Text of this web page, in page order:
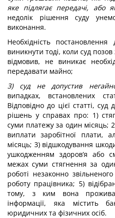
яке підлягає передачі, або
недолік рішення суду
виконання.
Необхідність
виникнути тоді, коли суд
відмовив, не виникає
передавати майно;
3) суд не допустив
випадках, встановлених
Відповідно до цієї статті,
рішень у справах про: 1)
суми платежу за один місяць;
виплати заробітної плати,
місяць; 3) відшкодування
ушкодженням здоров’я або
межах суми стягнення за
роботі незаконно
роботу працівника; 5)
тому, з ким вона
інформації, яка містить
юридичних та фізичних осіб.